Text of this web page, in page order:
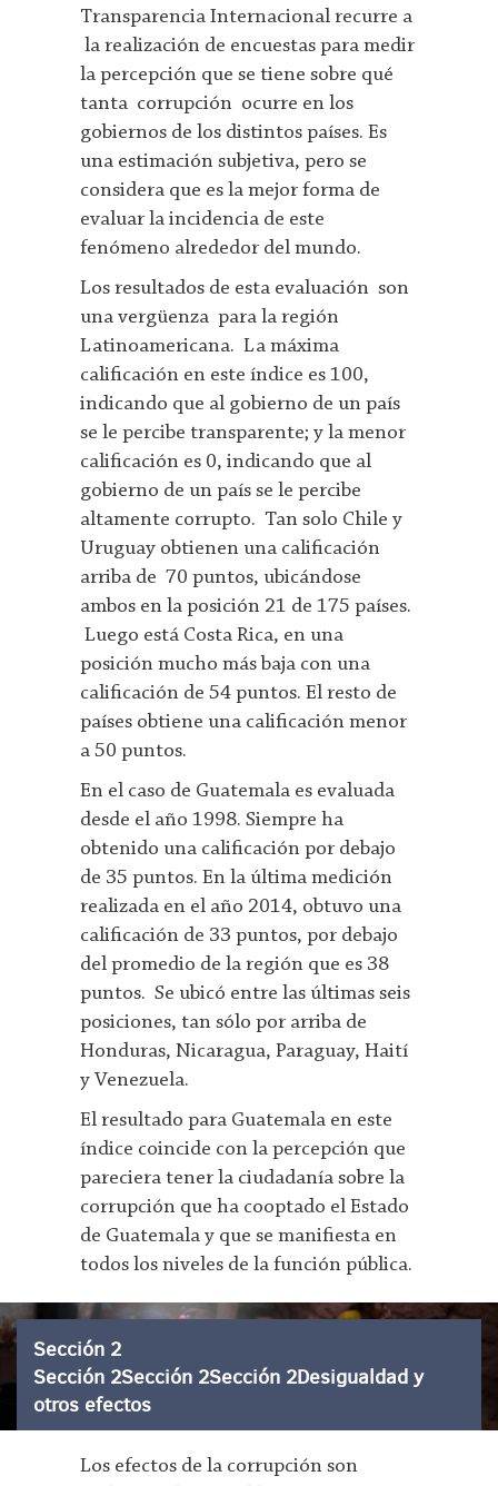
Transparencia Internacional recurre a
la realización de encuestas para medir
la percepción que se tiene sobre qué
tanta corrupción ocurre en los
gobiernos de los distintos países. Es
una estimación subjetiva, pero se
considera que es la mejor forma de
evaluar la incidencia de este
fenómeno alrededor del mundo.
Los resultados de esta evaluación son
una vergüenza para la región
Latinoamericana. La máxima
calificación en este índice es 100,
indicando que al gobierno de un país
se le percibe transparente; y la menor
calificación es 0, indicando que al
gobierno de un país se le percibe
altamente corrupto. Tan solo Chile y
Uruguay obtienen una calificación
arriba de 70 puntos, ubicándose
ambos en la posición 21 de 175 países.
Luego está Costa Rica, en una
posición mucho más baja con una
calificación de 54 puntos. El resto de
países obtiene una calificación menor
a 50 puntos.
En el caso de Guatemala es evaluada
desde el año 1998. Siempre ha
obtenido una calificación por debajo
de 35 puntos. En la última medición
realizada en el año 2014, obtuvo una
calificación de 33 puntos, por debajo
del promedio de la región que es 38
puntos. Se ubicó entre las últimas seis
posiciones, tan sólo por arriba de
Honduras, Nicaragua, Paraguay, Haití
y Venezuela.
El resultado para Guatemala en este
índice coincide con la percepción que
pareciera tener la ciudadanía sobre la
corrupción que ha cooptado el Estado
de Guatemala y que se manifiesta en
todos los niveles de la función pública.
Sección 2
Sección 2Sección 2Sección 2Desigualdad y
otros efectos
Los efectos de la corrupción son